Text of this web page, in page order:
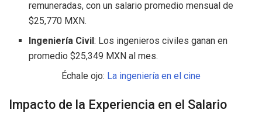
remuneradas, con un salario promedio mensual de
$25,770 MXN.
Ingeniería Civil: Los ingenieros civiles ganan en
promedio $25,349 MXN al mes.
Échale ojo: La ingeniería en el cine
Impacto de la Experiencia en el Salario